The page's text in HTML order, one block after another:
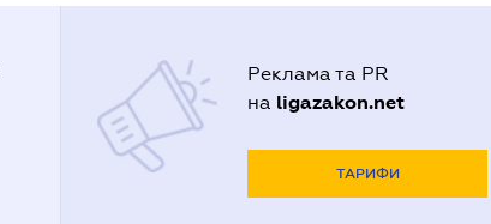
Реклама та PR
на ligazakon.net
ТАРИФИ